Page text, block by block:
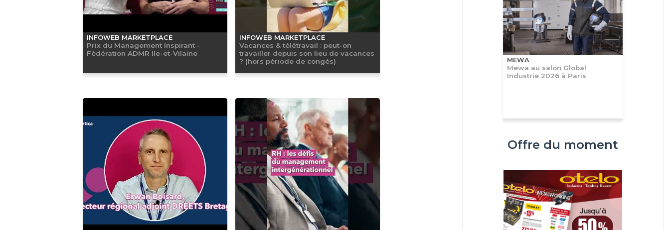
INFOWEB MARKETPLACE
Prix du Management Inspirant -
Fédération ADMR Ile-et-Vilaine
INFOWEB MARKETPLACE
Vacances & télétravail : peut-on
travailler depuis son lieu de vacances
? (hors période de congés)
MEWA
Mewa au salon Global
Industrie 2026 à Paris
Offre du moment